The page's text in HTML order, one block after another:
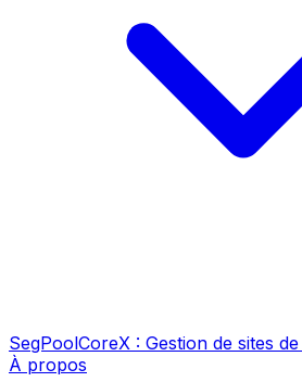
SegPoolCoreX : Gestion de sites
À propos